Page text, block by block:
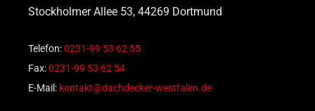
Stockholmer Allee 53, 44269 Dortmund
Telefon:0231-99 53 62 55
Fax:0231-99 53 62 54
E-Mail: kontakt@dachdecker-westfalen.de